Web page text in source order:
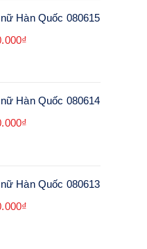
Hàn Quốc 080615
Hàn Quốc 080614
Hàn Quốc 080613